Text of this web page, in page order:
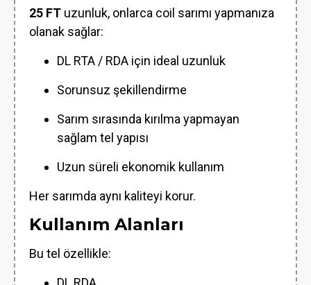
25 FT uzunluk, onlarca coil sarımı yapmanıza
olanak sağlar:
DL RTA / RDA için ideal uzunluk
Sorunsuz şekillendirme
Sarım sırasında kırılma yapmayan
sağlam tel yapısı
Uzun süreli ekonomik kullanım
Her sarımda aynı kaliteyi korur.
Kullanım Alanları
Bu tel özellikle: